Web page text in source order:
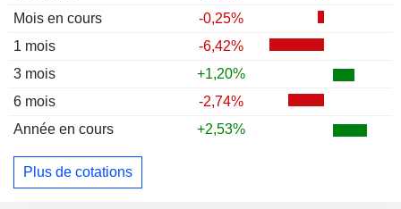
Mois en cours
-0,25%
1 mois
-6,42%
3 mois
+1,20%
6 mois
-2,74%
Année en cours
+2,53%
Plus de cotations